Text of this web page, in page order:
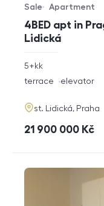
4BED apt in
Lidická
Offer type
Sale
Property type
Apartment
rozměry
disposition
5+kk
funkce
terrace elevator
adresa
st. Lidická, Praha
cena
21 900 000 Kč